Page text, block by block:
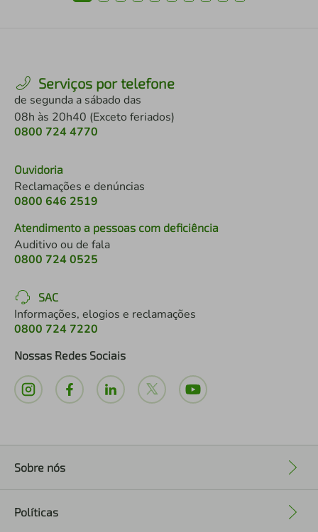
Serviços por telefone
de segunda a sábado das
08h às 20h40 (Exceto feriados)
0800 724 4770
Ouvidoria
Reclamações e denúncias
0800 646 2519
Atendimento a pessoas com deficiência
Auditivo ou de fala
0800 724 0525
SAC
Informações, elogios e reclamações
0800 724 7220
Nossas Redes Sociais
Sobre nós
Políticas